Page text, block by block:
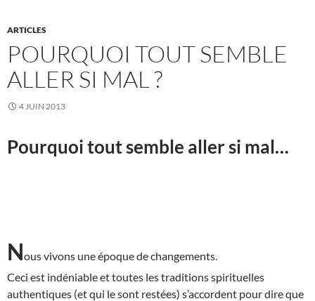
ARTICLES
POURQUOI TOUT SEMBLE
ALLER SI MAL ?
4 JUIN 2013
Pourquoi tout semble aller si mal…
Nous vivons une époque de changements.
Ceci est indéniable et toutes les traditions spirituelles
authentiques (et qui le sont restées) s’accordent pour dire que